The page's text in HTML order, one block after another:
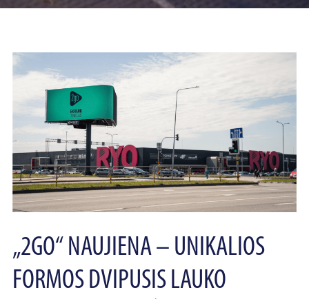
„2GO“ NAUJIENA – UNIKALIOS
FORMOS DVIPUSIS LAUKO